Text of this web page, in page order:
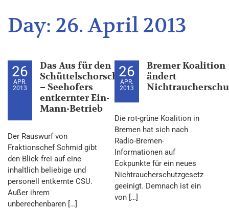
Day: 26. April 2013
26
APR.
2013
Das Aus für den
Schüttelschorsch
– Seehofers
entkernter Ein-
Mann-Betrieb
Der Rauswurf von
Fraktionschef Schmid gibt
den Blick frei auf eine
inhaltlich beliebige und
personell entkernte CSU.
Außer ihrem
unberechenbaren […]
26
APR.
2013
Bremer Koalition
ändert
Die rot-grüne Koalition in
Bremen hat sich nach
Radio-Bremen-
Informationen auf
Eckpunkte für ein neues
Nichtraucherschutzgesetz
geeinigt. Demnach ist ein
von […]